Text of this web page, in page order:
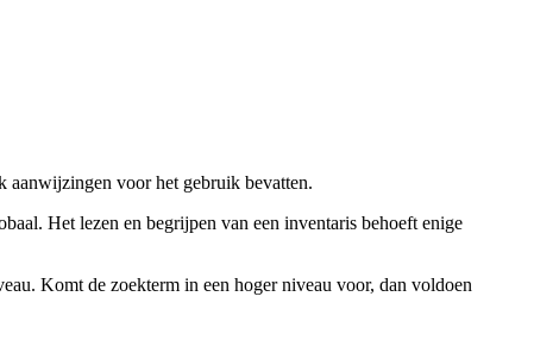
aanwijzingen voor het gebruik bevatten.
Het lezen en begrijpen van een inventaris behoeft enige
Komt de zoekterm in een hoger niveau voor, dan voldoen